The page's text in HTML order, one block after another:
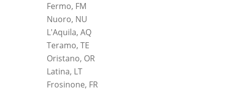
Fermo, FM
Nuoro, NU
L'Aquila, AQ
Teramo, TE
Oristano, OR
Latina, LT
Frosinone, FR